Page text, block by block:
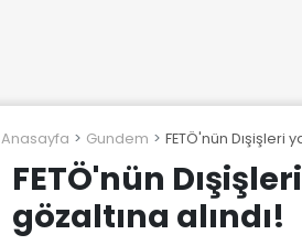
Anasayfa Gundem FETÖ'nün Dışişleri
FETÖ'nün
gözaltına alındı!